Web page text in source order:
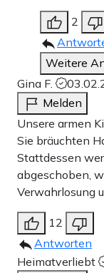
2
Weitere
Gina F.
Melden
Unsere armen
Sie bräuchten
Stattdessen
abgeschoben,
Verwahrlosung
12
Antworten
Heimatverliebt